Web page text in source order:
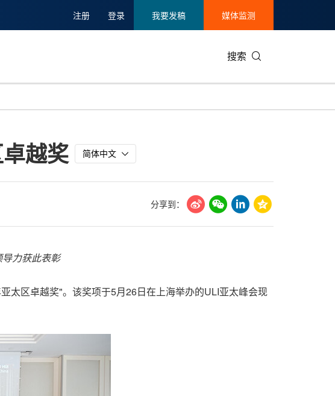
注册 登录 我要发稿 媒体监测
搜索
美国临床肿瘤学会(ASCO)
环保 越奖 简体中文
分享到：
力获此表彰
太区卓越奖"。该奖项于5月26日在上海举办的ULI亚太峰会现